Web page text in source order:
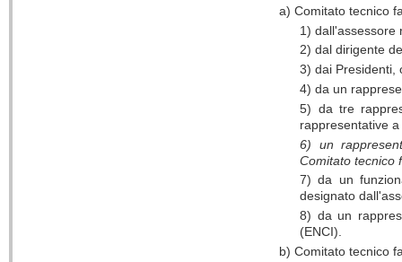
a) Comitato tecnico
1) dall'assessore
2) dal dirigente
3) dai Presidenti,
4) da un
5) da tre
rappresentative
6) un
Comitato tecnico
7) da un
designato
8) da un
(ENCI).
b) Comitato tecnico